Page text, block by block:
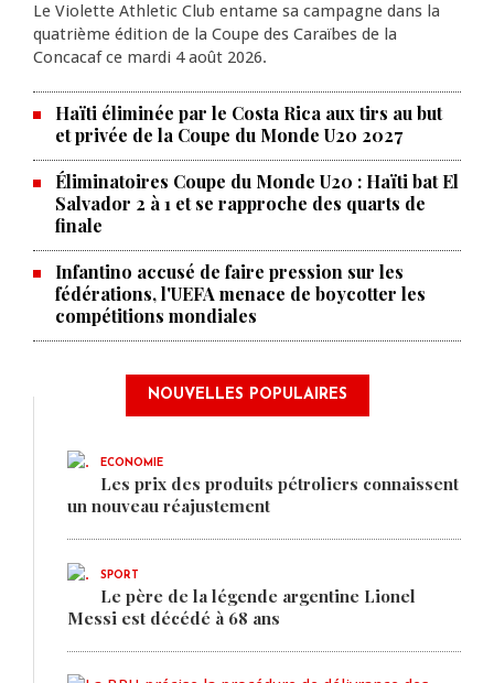
Le Violette Athletic Club entame sa campagne dans la
quatrième édition de la Coupe des Caraïbes de la
Concacaf ce mardi 4 août 2026.
Haïti éliminée par le Costa Rica aux tirs au but
et privée de la Coupe du Monde U20 2027
Éliminatoires Coupe du Monde U20 : Haïti bat El
Salvador 2 à 1 et se rapproche des quarts de
finale
Infantino accusé de faire pression sur les
fédérations, l'UEFA menace de boycotter les
compétitions mondiales
NOUVELLES POPULAIRES
ECONOMIE
Les prix des produits pétroliers connaissent
un nouveau réajustement
SPORT
Le père de la légende argentine Lionel
Messi est décédé à 68 ans